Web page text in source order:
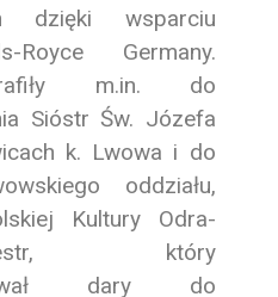
dzięki wsparciu
Royce Germany.
m.in. do
Sióstr Św. Józefa
k. Lwowa i do
oddziału,
Kultury Odra-
Dniestr, który
dary do